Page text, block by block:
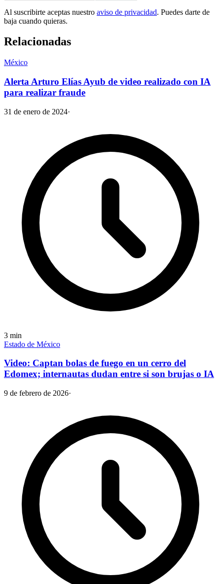
Al suscribirte aceptas nuestro aviso de privacidad. Puedes darte de
baja cuando quieras.
Relacionadas
México
Alerta Arturo Elías Ayub de video realizado con IA
para realizar fraude
31 de enero de 2024·
3 min
Estado de México
Video: Captan bolas de fuego en un cerro del
Edomex; internautas dudan entre si son brujas o IA
9 de febrero de 2026·